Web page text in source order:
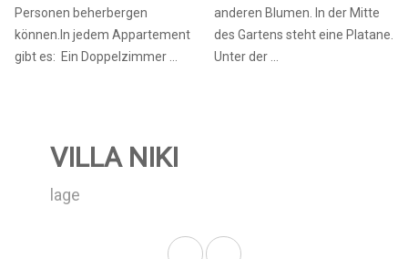
Personen beherbergen
können.In jedem Appartement
gibt es: Ein Doppelzimmer ...
anderen Blumen. In der Mitte
des Gartens steht eine Platane.
Unter der ...
VILLA NIKI
lage